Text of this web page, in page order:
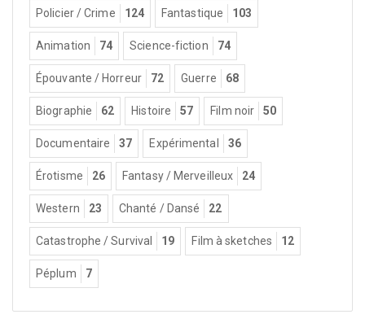
Policier / Crime 124 Fantastique 103
Animation 74 Science-fiction 74
Épouvante / Horreur 72 Guerre 68
Biographie 62 Histoire 57 Film noir 50
Documentaire 37 Expérimental 36
Érotisme 26 Fantasy / Merveilleux 24
Western 23 Chanté / Dansé 22
Catastrophe / Survival 19 Film à sketches 12
Péplum 7